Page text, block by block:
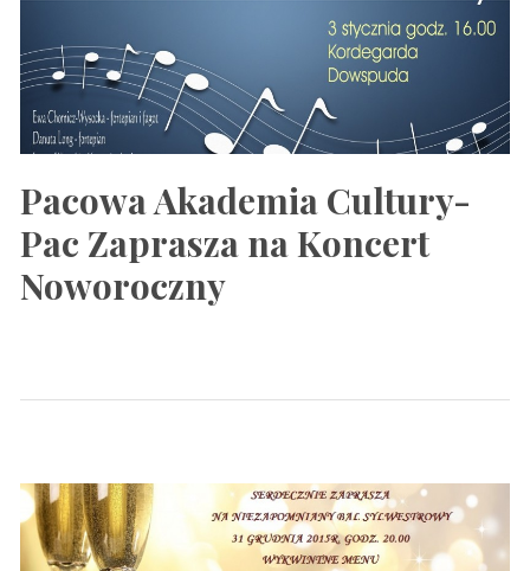
Pacowa Akademia Cultury-
Pac Zaprasza na Koncert
Noworoczny